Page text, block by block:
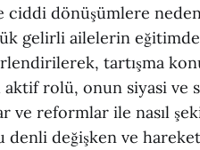
ciddi dönüşümlere
gelirli ailelerin
tartışma
rolü, onun siyasi ve
ve reformlar ile nasıl
denli değişken ve